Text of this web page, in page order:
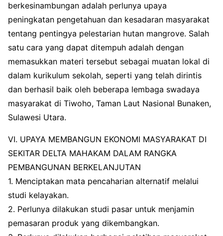
berkesinambungan adalah perlunya upaya
peningkatan pengetahuan dan kesadaran masyarakat
tentang pentingya pelestarian hutan mangrove. Salah
satu cara yang dapat ditempuh adalah dengan
memasukkan materi tersebut sebagai muatan lokal di
dalam kurikulum sekolah, seperti yang telah dirintis
dan berhasil baik oleh beberapa lembaga swadaya
masyarakat di Tiwoho, Taman Laut Nasional Bunaken,
Sulawesi Utara.
VI. UPAYA MEMBANGUN EKONOMI MASYARAKAT DI
SEKITAR DELTA MAHAKAM DALAM RANGKA
PEMBANGUNAN BERKELANJUTAN
1. Menciptakan mata pencaharian alternatif melalui
studi kelayakan.
2. Perlunya dilakukan studi pasar untuk menjamin
pemasaran produk yang dikembangkan.